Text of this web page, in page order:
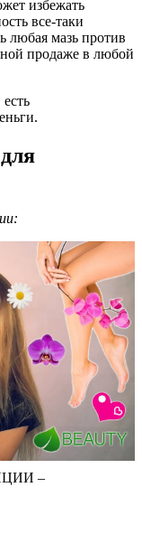
избежать
все-таки
любая мазь против
продаже в любой
–